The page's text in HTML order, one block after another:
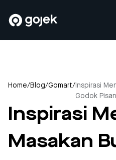
Home/Blog/Gomart/ Inspirasi
Godok
Inspirasi
Masakan